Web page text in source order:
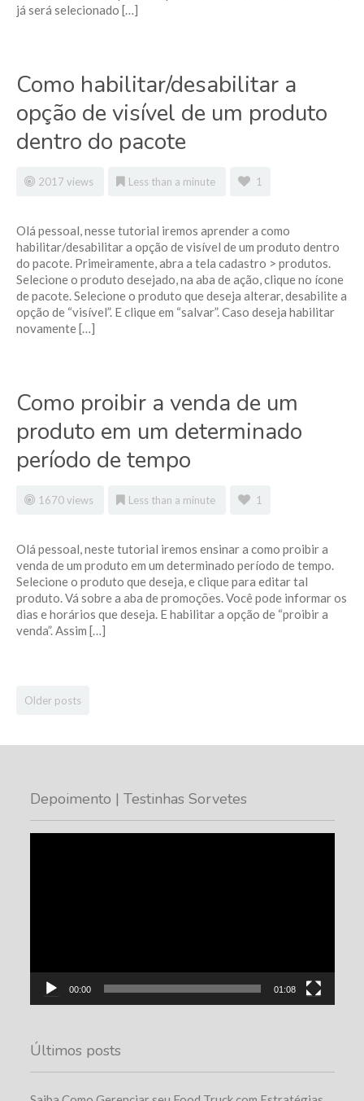
já será selecionado […]
Como habilitar/desabilitar a
opção de visível de um produto
dentro do pacote
2017 views Less than a minute 1
Olá pessoal, nesse tutorial iremos aprender a como
habilitar/desabilitar a opção de visível de um produto dentro
do pacote. Primeiramente, abra a tela cadastro > produtos.
Selecione o produto desejado, na aba de ação, clique no ícone
de pacote. Selecione o produto que deseja alterar, desabilite a
opção de “visível”. E clique em “salvar”. Caso deseja habilitar
novamente […]
Como proibir a venda de um
produto em um determinado
período de tempo
1670 views Less than a minute 1
Olá pessoal, neste tutorial iremos ensinar a como proibir a
venda de um produto em um determinado período de tempo.
Selecione o produto que deseja, e clique para editar tal
produto. Vá sobre a aba de promoções. Você pode informar os
dias e horários que deseja. E habilitar a opção de “proibir a
venda”. Assim […]
Older posts
Depoimento | Testinhas Sorvetes
00:00 01:08
Últimos posts